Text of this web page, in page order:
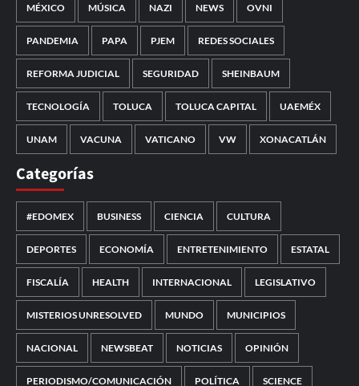
MÉXICO MÚSICA NAZI NEWS OVNI
PANDEMIA PAPA PJEM REDES SOCIALES
REFORMA JUDICIAL SEGURIDAD SHEINBAUM
TECNOLOGÍA TOLUCA TOLUCA CAPITAL UAEMÉX
UNAM VACUNA VATICANO VW XONACATLÁN
Categorías
#EDOMEX BUSINESS CIENCIA CULTURA
DEPORTES ECONOMÍA ENTRETENIMIENTO ESTATAL
FISCALÍA HEALTH INTERNACIONAL LEGISLATIVO
MISTERIOS UNRESOLVED MUNDO MUNICIPIOS
NACIONAL NEWSBEAT NOTICIAS OPINIÓN
PERIODISMO/COMUNICACIÓN POLÍTICA SCIENCE